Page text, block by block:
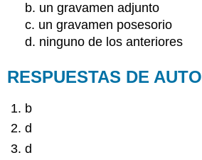
b. un gravamen adjunto
c. un gravamen posesorio
d. ninguno de los anteriores
RESPUESTAS DE AUTO
b
d
d